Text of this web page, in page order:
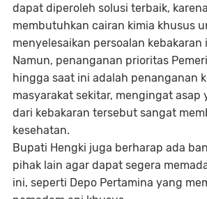
dapat diperoleh solusi terbaik,
membutuhkan cairan kimia khusus
menyelesaikan persoalan kebakaran
Namun, penanganan prioritas
hingga saat ini adalah penanganan
masyarakat sekitar, mengingat asap
dari kebakaran tersebut sangat
kesehatan.
Bupati Hengki juga berharap ada
pihak lain agar dapat segera
ini, seperti Depo Pertamina yang